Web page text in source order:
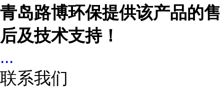
青岛路博环保提供该产品的售
后及技术支持！
...
联系我们